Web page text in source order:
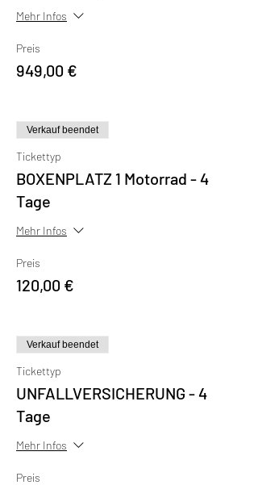
Mehr Infos
Preis
949,00 €
Verkauf beendet
Tickettyp
BOXENPLATZ 1 Motorrad - 4
Tage
Mehr Infos
Preis
120,00 €
Verkauf beendet
Tickettyp
UNFALLVERSICHERUNG - 4
Tage
Mehr Infos
Preis